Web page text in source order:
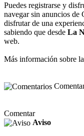
Puedes registrarse y
navegar sin anuncios de
disfrutar de una
sabiendo que desde La
web.
Más información sobre la
Comentar
Aviso